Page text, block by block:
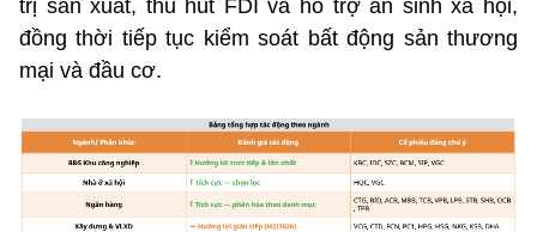
trị sản xuất, thu hút FDI và hỗ trợ an sinh xã hội,
đồng thời tiếp tục kiểm soát bất động sản thương
mại và đầu cơ.